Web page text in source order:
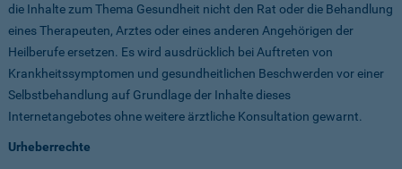
die Inhalte zum Thema Gesundheit nicht den Rat oder die Behandlung
eines Therapeuten, Arztes oder eines anderen Angehörigen der
Heilberufe ersetzen. Es wird ausdrücklich bei Auftreten von
Krankheitssymptomen und gesundheitlichen Beschwerden vor einer
Selbstbehandlung auf Grundlage der Inhalte dieses
Internetangebotes ohne weitere ärztliche Konsultation gewarnt.
Urheberrechte